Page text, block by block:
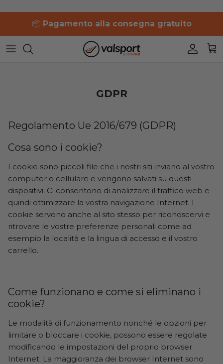
📦 Pagamento alla consegna gratuito
361°
Diadora
Hoka One One
Mizuno
New Balance
Saucony
361°
Hoka One One
Mizuno
New Balance
ON
Uomo
Uomo
Uomo
Uomo
Uomo
GDPR
Regolamento Ue 2016/679 (GDPR)
Cosa sono i cookie?
I cookie sono piccoli file che i nostri siti inviano al vostro
computer o cellulare e vengono salvati su questi
dispositivi. Ci consentono di analizzare il traffico web e
quindi ottimizzare la vostra navigazione Internet. I
cookie servono anche al sito stesso per riconoscervi e
ritrovare le vostre preferenze personali come ad
esempio la località e la lingua di accesso e il vostro
carrello.
Come funzionano e come si eliminano i
cookie?
Le modalità di funzionamento nonché le opzioni per
limitare o bloccare i cookie, possono essere regolate
modificando le impostazioni del proprio browser
Internet. La maggioranza dei browser Internet sono